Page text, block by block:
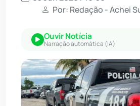
Por: Redação - Achei
Ouvir Notícia
Narração automática (IA)